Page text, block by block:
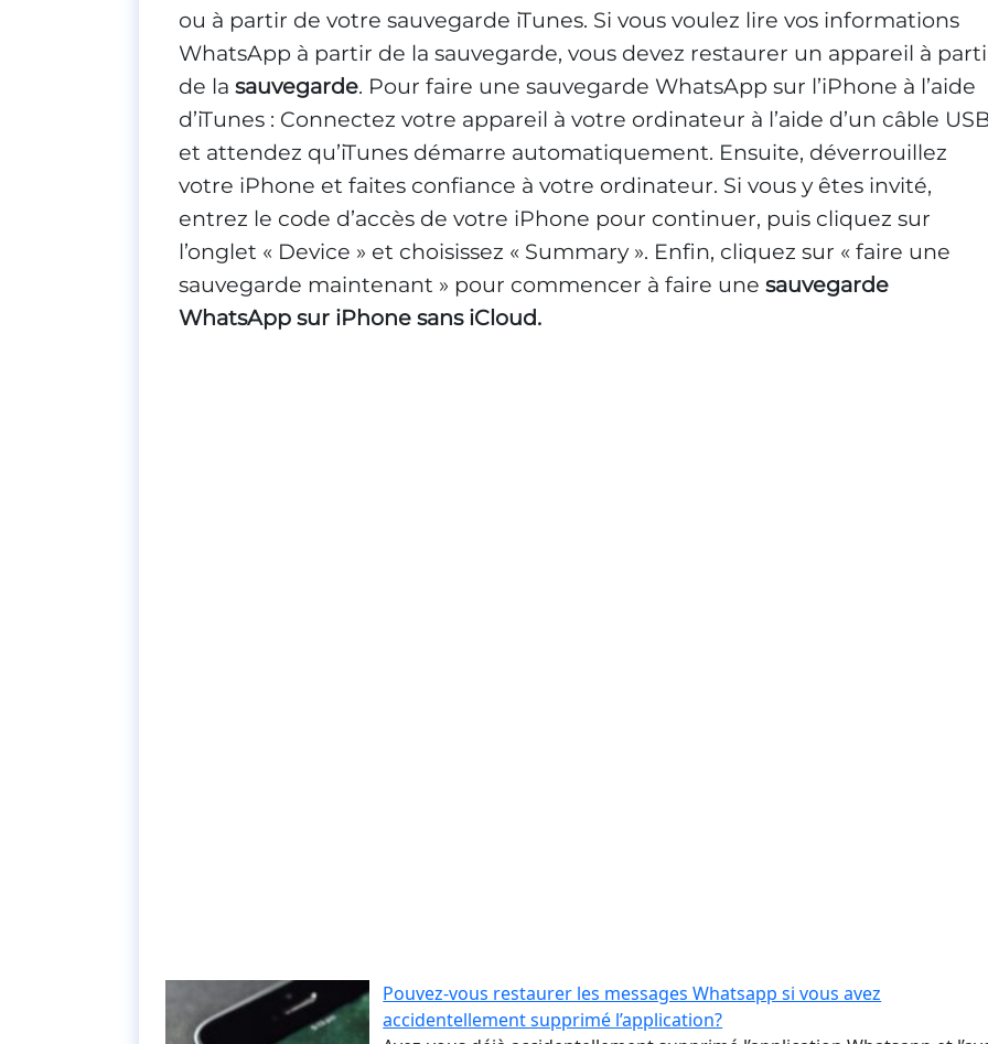
ou à partir de votre sauvegarde iTunes. Si vous voulez lire vos informations
WhatsApp à partir de la sauvegarde, vous devez restaurer un appareil à
de la sauvegarde. Pour faire une sauvegarde WhatsApp sur l’iPhone à l’aide
d’iTunes : Connectez votre appareil à votre ordinateur à l’aide d’un câble
et attendez qu’iTunes démarre automatiquement. Ensuite, déverrouillez
votre iPhone et faites confiance à votre ordinateur. Si vous y êtes invité,
entrez le code d’accès de votre iPhone pour continuer, puis cliquez sur
l’onglet « Device » et choisissez « Summary ». Enfin, cliquez sur « faire une
sauvegarde maintenant » pour commencer à faire une sauvegarde
WhatsApp sur iPhone sans iCloud.
Pouvez-vous restaurer les messages Whatsapp si vous avez
accidentellement supprimé l’application?